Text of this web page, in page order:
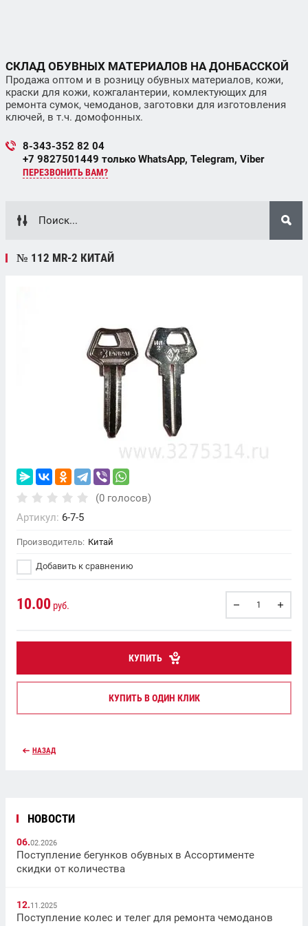
СКЛАД ОБУВНЫХ МАТЕРИАЛОВ НА ДОНБАССКОЙ
Продажа оптом и в розницу обувных материалов, кожи,
краски для кожи, кожгалантерии, комлектующих для
ремонта сумок, чемоданов, заготовки для изготовления
ключей, в т.ч. домофонных.
8-343-352 82 04
+7 9827501449 только WhatsApp, Telegram, Viber
ПЕРЕЗВОНИТЬ ВАМ?
№ 112 MR-2 КИТАЙ
(0 голосов)
Артикул: 6-7-5
Производитель: Китай
Добавить к сравнению
10.00 руб.
КУПИТЬ
КУПИТЬ В ОДИН КЛИК
НАЗАД
НОВОСТИ
06.02.2026
Поступление бегунков обувных в Ассортименте
скидки от количества
12.11.2025
Поступление колес и телег для ремонта чемоданов